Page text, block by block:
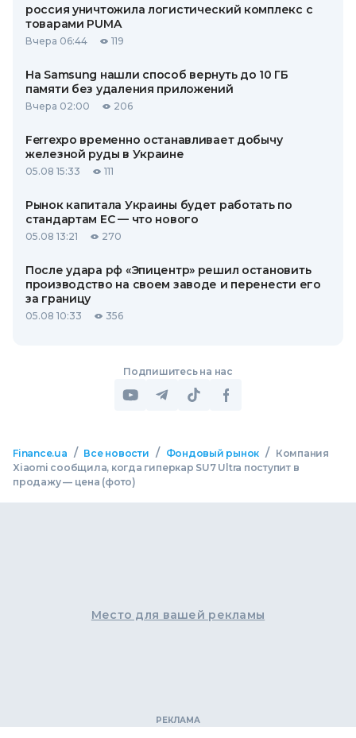
россия уничтожила логистический комплекс с
товарами PUMA
Вчера 06:44 119
На Samsung нашли способ вернуть до 10 ГБ
памяти без удаления приложений
Вчера 02:00 206
Ferrexpo временно останавливает добычу
железной руды в Украине
05.08 15:33 111
Рынок капитала Украины будет работать по
стандартам ЕС — что нового
05.08 13:21 270
После удара рф «Эпицентр» решил остановить
производство на своем заводе и перенести его
за границу
05.08 10:33 356
Подпишитесь на нас
Finance.ua / Все новости / Фондовый рынок /
Компания
Xiaomi сообщила, когда гиперкар SU7 Ultra поступит в
продажу — цена (фото)
Место для вашей рекламы